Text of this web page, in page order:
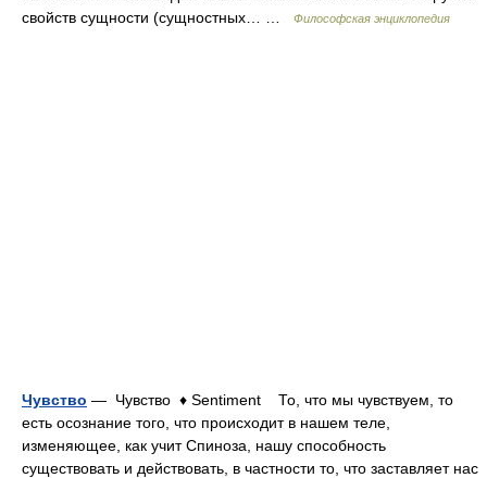
свойств сущности (сущностных… …
Философская энциклопедия
Чувство — Чувство ♦ Sentiment То, что мы чувствуем, то
есть осознание того, что происходит в нашем теле,
изменяющее, как учит Спиноза, нашу способность
существовать и действовать, в частности то, что заставляет нас